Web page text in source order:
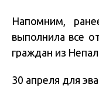
Напомним,
выполнила все
граждан из
30 апреля для